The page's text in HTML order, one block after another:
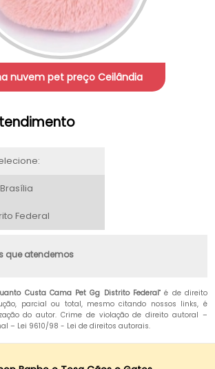
nuvem pet preço Ceilândia
Brasília
Federal
que atendemos
Custa Cama Pet Gg Distrito Federal" é de direito
parcial ou total, mesmo citando nossos links, é
do autor. Crime de violação de direito autoral –
– Lei 9610/98 - Lei de direitos autorais.